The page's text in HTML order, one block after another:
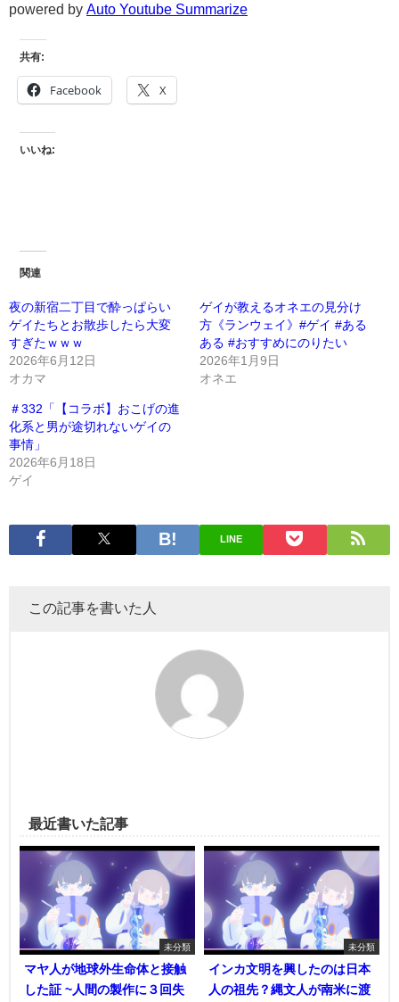
powered by Auto Youtube Summarize
共有:
Facebook X
いいね:
関連
夜の新宿二丁目で酔っぱらい
ゲイたちとお散歩したら大変
すぎたｗｗｗ
2026年6月12日
オカマ
ゲイが教えるオネエの見分け
方《ランウェイ》#ゲイ #ある
ある #おすすめにのりたい
2026年1月9日
オネエ
＃332「【コラボ】おこげの進
化系と男が途切れないゲイの
事情」
2026年6月18日
ゲイ
LINE
この記事を書いた人
最近書いた記事
未分類
マヤ人が地球外生命体と接触
した証 ~人間の製作に３回失
未分類
インカ文明を興したのは日本
人の祖先？縄文人が南米に渡